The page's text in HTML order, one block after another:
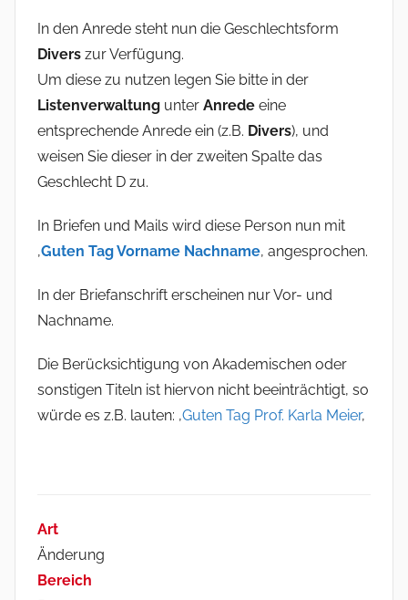
In den Anrede steht nun die Geschlechtsform
Divers zur Verfügung.
Um diese zu nutzen legen Sie bitte in der
Listenverwaltung unter Anrede eine
entsprechende Anrede ein (z.B. Divers), und
weisen Sie dieser in der zweiten Spalte das
Geschlecht D zu.
In Briefen und Mails wird diese Person nun mit
‚Guten Tag Vorname Nachname‚ angesprochen.
In der Briefanschrift erscheinen nur Vor- und
Nachname.
Die Berücksichtigung von Akademischen oder
sonstigen Titeln ist hiervon nicht beeinträchtigt, so
würde es z.B. lauten: ‚Guten Tag Prof. Karla Meier‚
Art
Änderung
Bereich